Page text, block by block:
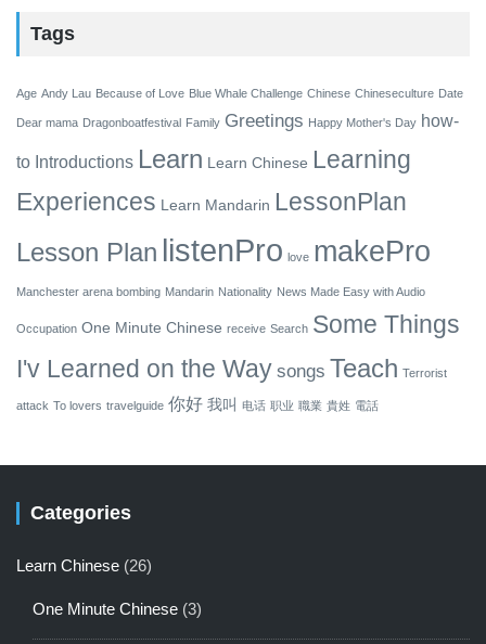
Tags
Age Andy Lau Because of Love Blue Whale Challenge Chinese Chineseculture Date
Dear mama Dragonboatfestival Family Greetings Happy Mother's Day how-
to Introductions Learn Learn Chinese Learning
Experiences Learn Mandarin LessonPlan
Lesson Plan listenPro love makePro
Manchester arena bombing Mandarin Nationality News Made Easy with Audio
Occupation One Minute Chinese receive Search Some Things
I'v Learned on the Way songs Teach Terrorist
attack To lovers travelguide 你好 我叫 电话 职业 職業 貴姓 電話
Categories
Learn Chinese (26)
One Minute Chinese (3)